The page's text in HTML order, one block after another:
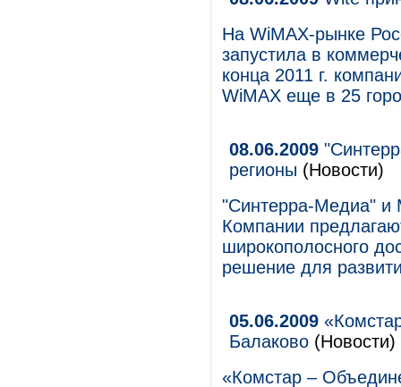
На WiMAX-рынке
запустила в
конца 2011 г.
WiMAX еще в 25
08.06.2009
регионы (Новости)
"Синтерра-Медиа" и
Компании
широкополосного
решение для
05.06.2009
Балаково (Новости)
«Комстар –